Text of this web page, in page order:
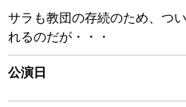
サラも教団の存続のため、つ
れるのだが・・・
公演日